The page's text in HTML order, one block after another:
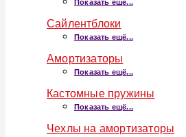
Показать ещё...
Сайлентблоки
Показать ещё...
Амортизаторы
Показать ещё...
Кастомные пружины
Показать ещё...
Чехлы на амортизаторы